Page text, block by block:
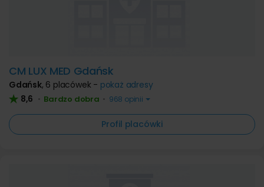
CM LUX MED Gdańsk
Gdańsk, 6 placówek - pokaż adresy
8,6 • Bardzo dobra • 968 opinii
Profil placówki